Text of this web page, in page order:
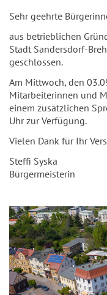
Sehr geehrte
aus betrieblichen
Stadt Sandersdorf-
geschlossen.
Am Mittwoch, den
Mitarbeiterinnen und
einem zusätzlichen
Uhr zur Verfügung.
Vielen Dank für Ihr
Steffi Syska
Bürgermeisterin